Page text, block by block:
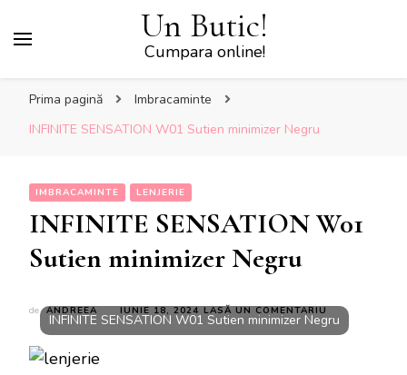
Un Butic!
Cumpara online!
Prima pagină
Imbracaminte
INFINITE SENSATION W01 Sutien minimizer Negru
IMBRACAMINTE LENJERIE
INFINITE SENSATION W01
Sutien minimizer Negru
de ANDREEA IUNIE 18, 2024 LASĂ UN COMENTARIULA
INFINITE
INFINITE SENSATION W01 Sutien minimizer Negru